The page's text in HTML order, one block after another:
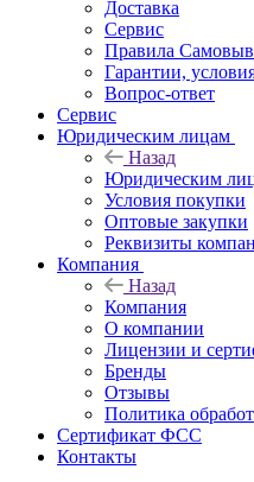
Доставка
Сервис
Правила
Гарантии,
Вопрос-ответ
Сервис
Юридическим лицам
Назад
Юридическим
Условия покупки
Оптовые закупки
Реквизиты
Компания
Назад
Компания
О компании
Лицензии и
Бренды
Отзывы
Политика
Сертификат ФСС
Контакты